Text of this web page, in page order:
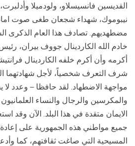
القديسين فانسيسلاو، ولودميلا
نيبوموك، شهداء شجعان طغى صوت
مضطهديهم. تصادف هذا العام الذكرى
خادم الله الكاردينال جووف بيران،
أكرمه وأن أكرم خلفه الكاردينال
شرف التعرف شخصياً، لأجل شهادتهما
مواجهة الاضطهاد. لقد حافظا – وعدد
والمكرسين والرجال والنساء
الايمان متقدة في هذا البلد. الآن وقد
جميع مواطني هذه الجمهورية على إعادة
المسيحية التي صاغت ثقافتهم، كما